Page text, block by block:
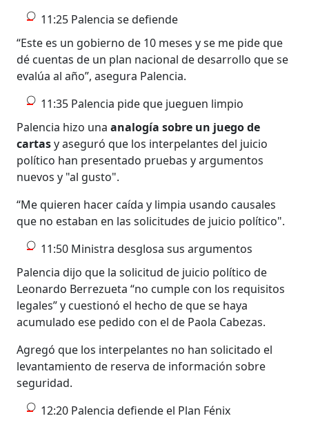
11:25 Palencia se defiende
“Este es un gobierno de 10 meses y se me pide que
dé cuentas de un plan nacional de desarrollo que se
evalúa al año”, asegura Palencia.
11:35 Palencia pide que jueguen limpio
Palencia hizo unaanalogía sobre un juego de
cartasy aseguró que los interpelantes del juicio
político han presentado pruebas y argumentos
nuevos y "al gusto".
“Me quieren hacer caída y limpia usando causales
que no estaban en las solicitudes de juicio político".
11:50 Ministra desglosa sus argumentos
Palencia dijo que la solicitud de juicio político de
Leonardo Berrezueta “no cumple con los requisitos
legales” y cuestionó el hecho de que se haya
acumulado ese pedido con el de Paola Cabezas.
Agregó que los interpelantes no han solicitado el
levantamiento de reserva de información sobre
seguridad.
12:20 Palencia defiende el Plan Fénix